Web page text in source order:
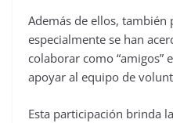
Además de ellos,
especialmente se han
colaborar como “amigos”
apoyar al equipo de
Esta participación brinda